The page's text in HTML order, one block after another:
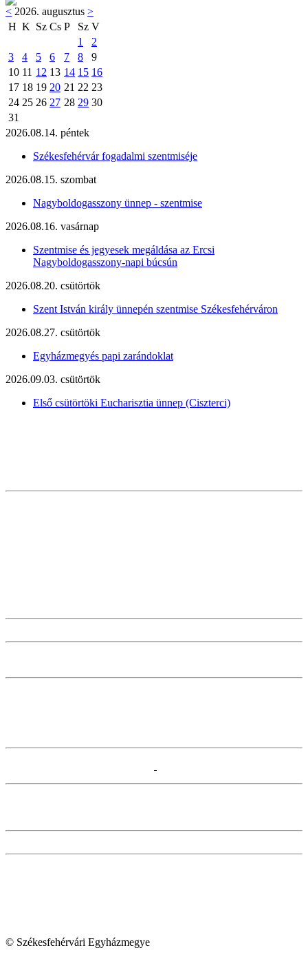
< 2026. augusztus >
H K Sz Cs P Sz V
1
2
3
4 5 6 7 8
9
10 11 12 13 14 15 16
17 18 19 20 21 22 23
24 25 26 27 28 29 30
31
2026.08.14. péntek
Székesfehérvár fogadalmi szentmiséje
2026.08.15. szombat
Nagyboldogasszony ünnep - szentmise
2026.08.16. vasárnap
Szentmise és jegyesek megáldása az Ercsi
Nagyboldogasszony-napi búcsún
2026.08.20. csütörtök
Szent István király ünnepén szentmise Székesfehérváron
2026.08.27. csütörtök
Egyházmegyés papi zarándoklat
2026.09.03. csütörtök
Első csütörtöki Eucharisztia ünnep (Ciszterci)
© Székesfehérvári Egyházmegye